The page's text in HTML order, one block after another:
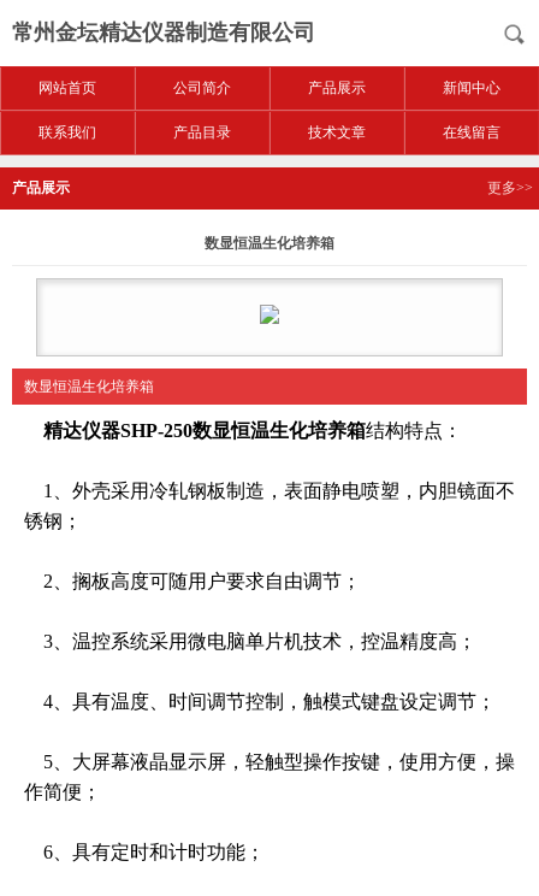
常州金坛精达仪器制造有限公司
网站首页 公司简介 产品展示 新闻中心
联系我们 产品目录 技术文章 在线留言
产品展示 更多>>
数显恒温生化培养箱
数显恒温生化培养箱
精达仪器SHP-250数显恒温生化培养箱结构特点：
1、外壳采用冷轧钢板制造，表面静电喷塑，内胆镜面不
锈钢；
2、搁板高度可随用户要求自由调节；
3、温控系统采用微电脑单片机技术，控温精度高；
4、具有温度、时间调节控制，触模式键盘设定调节；
5、大屏幕液晶显示屏，轻触型操作按键，使用方便，操
作简便；
6、具有定时和计时功能；